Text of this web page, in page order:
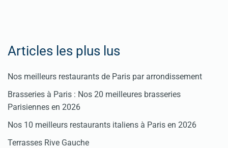
Articles les plus lus
Nos meilleurs restaurants de Paris par arrondissement
Brasseries à Paris : Nos 20 meilleures brasseries
Parisiennes en 2026
Nos 10 meilleurs restaurants italiens à Paris en 2026
Terrasses Rive Gauche